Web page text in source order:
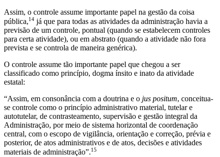
Assim, o controle assume importante papel na gestão da coisa
pública,14 já que para todas as atividades da administração havia a
previsão de um controle, pontual (quando se estabelecem controles
para certa atividade), ou em abstrato (quando a atividade não fora
prevista e se controla de maneira genérica).
O controle assume tão importante papel que chegou a ser
classificado como princípio, dogma ínsito e inato da atividade
estatal:
“Assim, em consonância com a doutrina e o jus positum, conceitua-
se controle como o princípio administrativo material, tutelar e
autotutelar, de contrasteamento, supervisão e gestão integral da
Administração, por meio de sistema horizontal de coordenação
central, com o escopo de vigilância, orientação e correção, prévia e
posterior, de atos administrativos e de atos, decisões e atividades
materiais de administração”.15